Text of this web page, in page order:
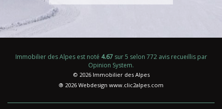
Immobilier des Alpesest noté 4.67sur5 selon 772avis recueillis par
Opinion System.
© 2026 Immobilier des Alpes
® 2026 Webdesign www.clic2alpes.com